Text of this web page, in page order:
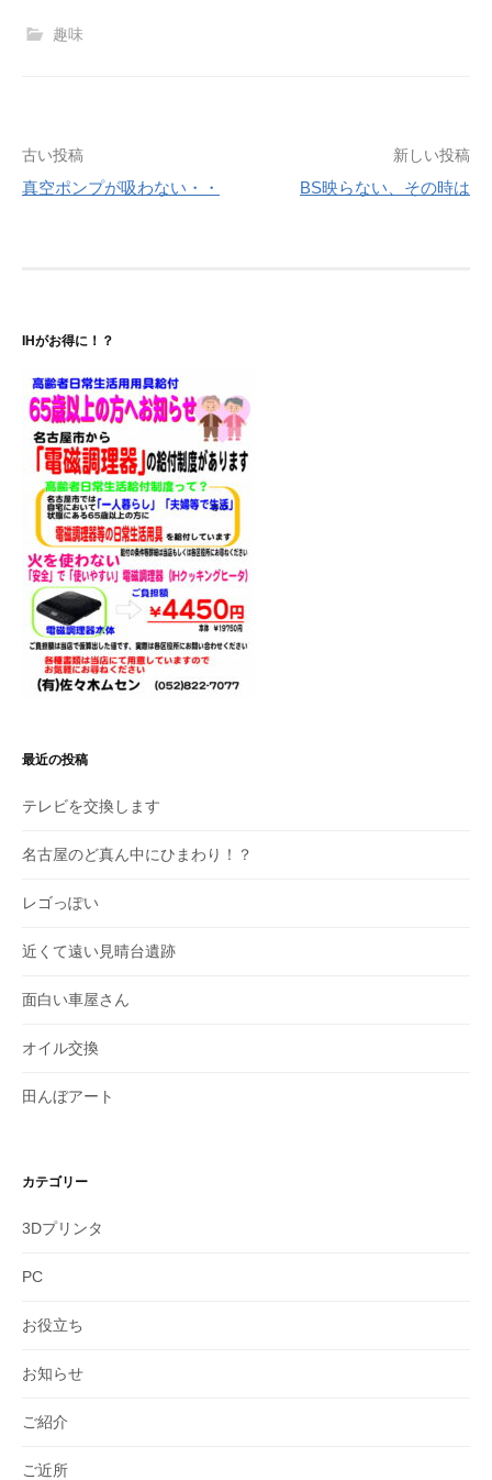
趣味
投
稿
シ
ョ
ン
古い投稿
真空ポンプが吸わない・・
新しい投稿
BS映らない、その時は
IHがお得に！？
最近の投稿
テレビを交換します
名古屋のど真ん中にひまわり！？
レゴっぽい
近くて遠い見晴台遺跡
面白い車屋さん
オイル交換
田んぼアート
カテゴリー
3Dプリンタ
PC
お役立ち
お知らせ
ご紹介
ご近所